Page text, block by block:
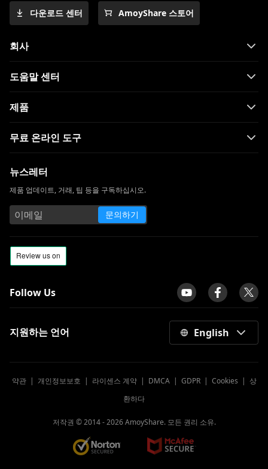
다운로드 센터 AmoyShare 스토어
회사
도움말 센터
제품
무료 온라인 도구
뉴스레터
제품 업데이트, 거래, 팁 등을 구독하십시오.
문의하기
Follow Us
지원하는 언어 English
약관| 개인정보보호 | 라이센스 계약| DMCA| GDPR| Cookies | 상
환하다
저작권 © 2014 -2026AmoyShare. 모든 권리 소유.